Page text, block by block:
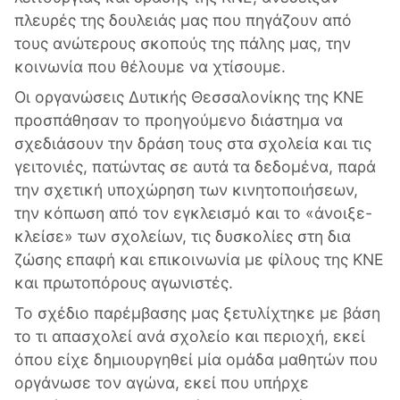
πλευρές της δουλειάς μας που πηγάζουν από
τους ανώτερους σκοπούς της πάλης μας, την
κοινωνία που θέλουμε να χτίσουμε.
Οι οργανώσεις Δυτικής Θεσσαλονίκης της ΚΝΕ
προσπάθησαν το προηγούμενο διάστημα να
σχεδιάσουν την δράση τους στα σχολεία και τις
γειτονιές, πατώντας σε αυτά τα δεδομένα, παρά
την σχετική υποχώρηση των κινητοποιήσεων,
την κόπωση από τον εγκλεισμό και το «άνοιξε-
κλείσε» των σχολείων, τις δυσκολίες στη δια
ζώσης επαφή και επικοινωνία με φίλους της ΚΝΕ
και πρωτοπόρους αγωνιστές.
Το σχέδιο παρέμβασης μας ξετυλίχτηκε με βάση
το τι απασχολεί ανά σχολείο και περιοχή, εκεί
όπου είχε δημιουργηθεί μία ομάδα μαθητών που
οργάνωσε τον αγώνα, εκεί που υπήρχε